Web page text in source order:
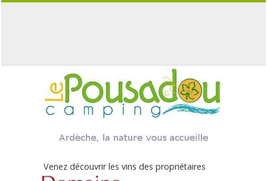
Venez découvrir les vins des propriétaires